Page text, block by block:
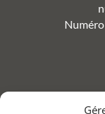
Numéro